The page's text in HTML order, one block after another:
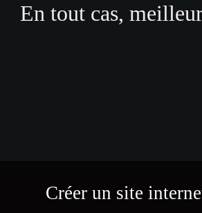
En tout cas,
Créer un site